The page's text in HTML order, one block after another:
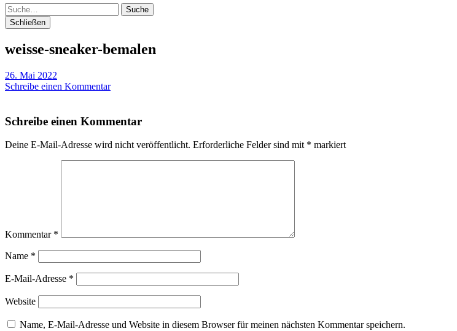
Suche
Schließen
weisse-sneaker-bemalen
26. Mai 2022
Schreibe einen Kommentar
Schreibe einen Kommentar
Deine E-Mail-Adresse wird nicht veröffentlicht. Erforderliche Felder sind mit * markiert
Kommentar *
Name *
E-Mail-Adresse *
Website
Name, E-Mail-Adresse und Website in diesem Browser für meinen nächsten Kommentar speichern.